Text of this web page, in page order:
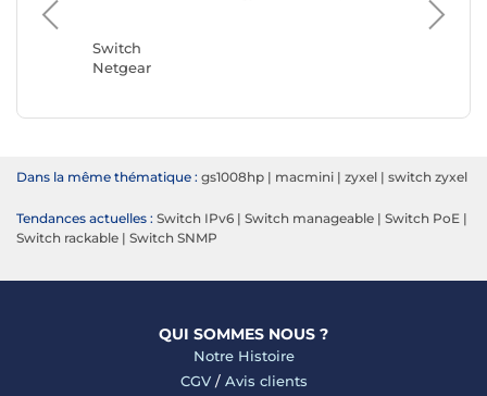
Switch
Netgear
Switch
TP-LINK
Dans la même thématique : gs1008hp | macmini | zyxel | switch zyxel
Tendances actuelles : Switch IPv6 | Switch manageable | Switch PoE |
Switch rackable | Switch SNMP
QUI SOMMES NOUS ?
Notre Histoire
CGV/ Avis clients